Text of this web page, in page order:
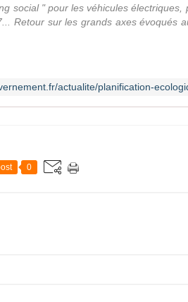
social " pour les véhicules électriques,
Retour sur les grands axes évoqués
actualite/planification-
0